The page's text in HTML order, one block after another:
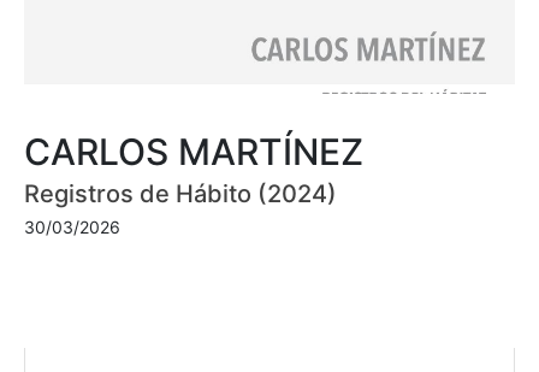
CARLOS MARTÍNEZ
Registros de Hábito (2024)
30/03/2026